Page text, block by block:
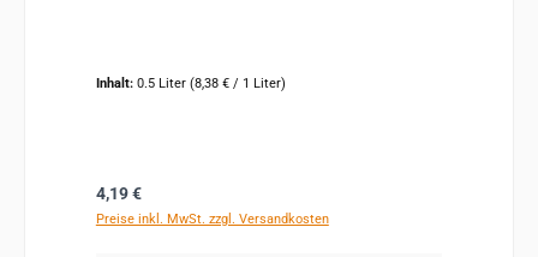
Inhalt: 0.5 Liter (8,38 € / 1 Liter)
Regulärer Preis:
4,19 €
Preise inkl. MwSt. zzgl. Versandkosten